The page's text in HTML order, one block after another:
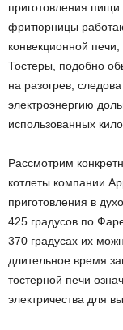
приготовления
фритюрницы
конвекционной
Тостеры, подобно
на разогрев,
электроэнергию
использованных
Рассмотрим
котлеты компании
приготовления в
425 градусов по
370 градусах их
длительное время
тостерной печи
электричества для